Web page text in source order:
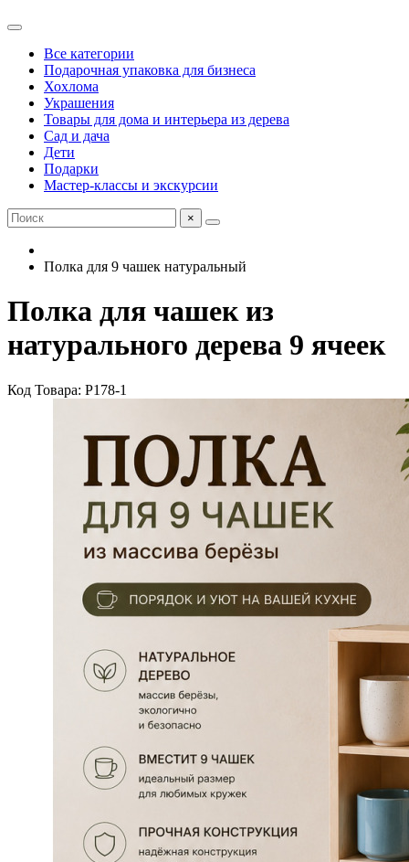
Все категории
Подарочная упаковка для бизнеса
Хохлома
Украшения
Товары для дома и интерьера из дерева
Сад и дача
Дети
Подарки
Мастер-классы и экскурсии
×
Полка для 9 чашек натуральный
Полка для чашек из
натурального дерева 9 ячеек
Код Товара: P178-1